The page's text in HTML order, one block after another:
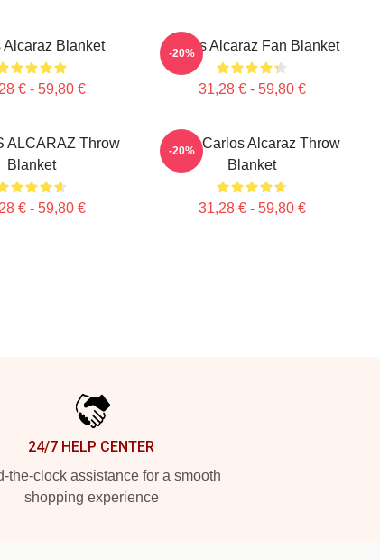
Alcaraz Blanket
€ - 59,80 €
Carlos Alcaraz Fan Blanket
31,28 € - 59,80 €
-20%
ALCARAZ Throw
Blanket
€ - 59,80 €
Tenis Carlos Alcaraz Throw
Blanket
31,28 € - 59,80 €
-20%
24/7 HELP CENTER
the-clock assistance for a smooth
shopping experience